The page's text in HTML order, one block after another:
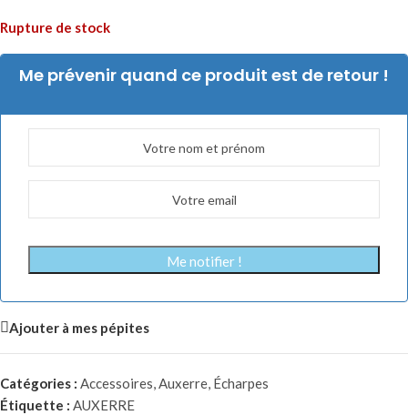
Rupture de stock
Me prévenir quand ce produit est de retour !
Me notifier !
Ajouter à mes pépites
Catégories : Accessoires,Auxerre, Écharpes
Étiquette : AUXERRE